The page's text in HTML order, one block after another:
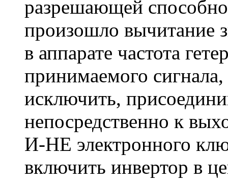
разрешающей
произошло вычитание
в аппарате частота
принимаемого
исключить,
непосредственно к
И-НЕ электронного
включить инвертор в